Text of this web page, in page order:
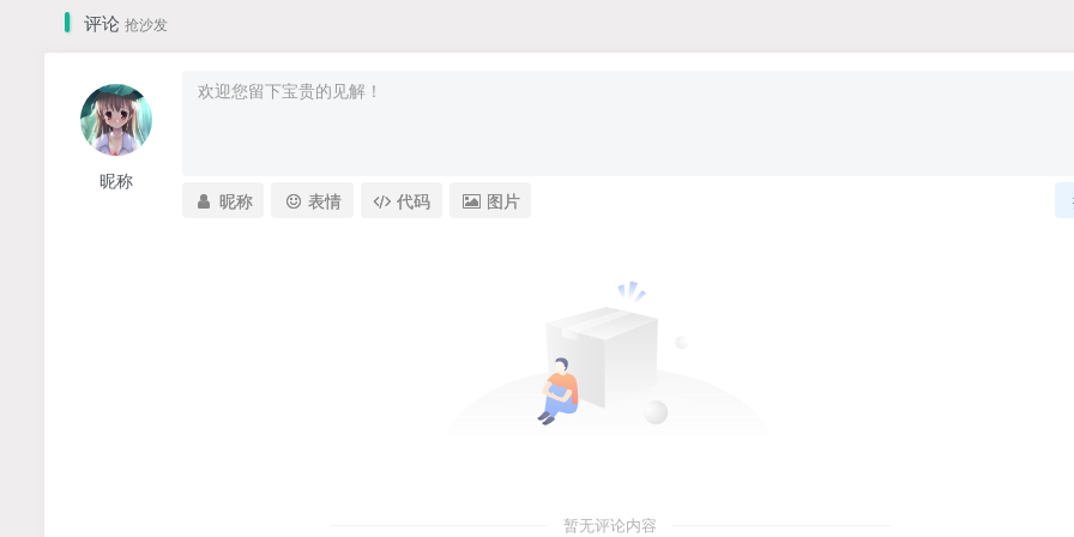
评论 抢沙发
昵称
昵称 表情 代码 图片
暂无评论内容